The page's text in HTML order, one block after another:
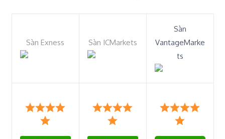
Sàn Exness Sàn ICMarkets
Sàn
VantageMarke
ts